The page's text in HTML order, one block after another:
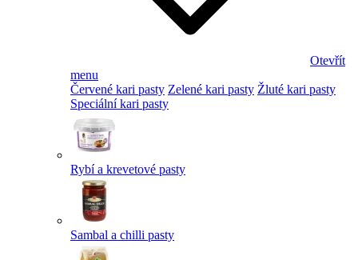
Otevřít
menu
Červené kari pasty Zelené kari pasty Žluté kari pasty
Speciální kari pasty
Rybí a krevetové pasty
Sambal a chilli pasty